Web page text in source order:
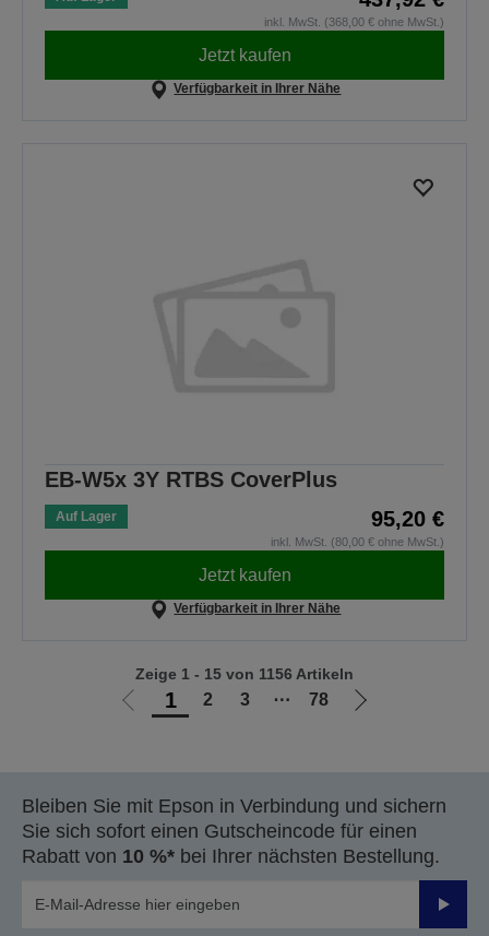
inkl. MwSt. (368,00 € ohne MwSt.)
Jetzt kaufen
Verfügbarkeit in Ihrer Nähe
EB-W5x 3Y RTBS CoverPlus
Auf Lager 95,20 €
inkl. MwSt. (80,00 € ohne MwSt.)
Jetzt kaufen
Verfügbarkeit in Ihrer Nähe
Zur
1 2 3 ⋯ 78
Zur
Zeige 1 - 15 von 1156 Artikeln
Bleiben Sie mit Epson in Verbindung und sichern
Sie sich sofort einen Gutscheincode für einen
Rabatt von 10 %* bei Ihrer nächsten Bestellung.